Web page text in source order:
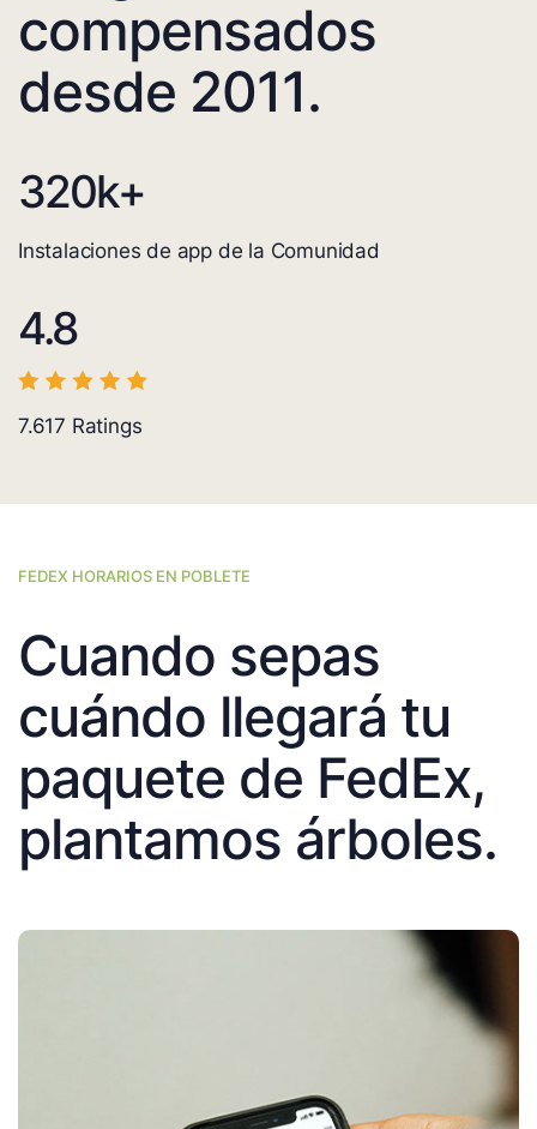
compensados
desde 2011.
320k+
Instalaciones de app de la Comunidad
4.8
7.617 Ratings
FEDEX HORARIOS EN POBLETE
Cuando sepas
cuándo llegará tu
paquete de FedEx,
plantamos árboles.